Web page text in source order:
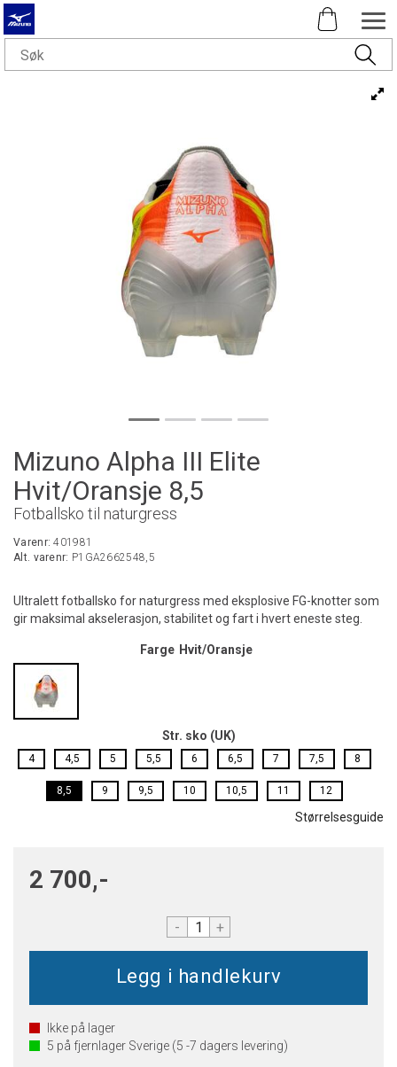
Mizuno Alpha III Elite
Hvit/Oransje 8,5
Fotballsko til naturgress
Varenr:401981
Alt. varenr: P1GA2662548,5
Ultralett fotballsko for naturgress med eksplosive FG-knotter som
gir maksimal akselerasjon, stabilitet og fart i hvert eneste steg.
Farge Hvit/Oransje
Str. sko (UK)
4 4,5 5 5,5 6 6,5 7 7,5 8
8,5 9 9,5 10 10,5 11 12
Størrelsesguide
2 700,-
- +
Ikke på lager
5 på fjernlager Sverige (5 -7 dagers levering)